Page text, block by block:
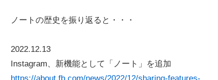
ノートの歴史を振り返ると・・・
2022.12.13
Instagram、新機能として「ノート」を追加